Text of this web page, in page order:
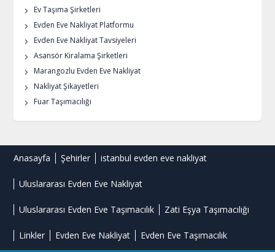
Ev Taşıma Şirketleri
Evden Eve Nakliyat Platformu
Evden Eve Nakliyat Tavsiyeleri
Asansör Kiralama Şirketleri
Marangozlu Evden Eve Nakliyat
Nakliyat Şikayetleri
Fuar Taşımacılığı
Anasayfa Şehirler istanbul evden eve nakliyat
Uluslararası Evden Eve Nakliyat
Uluslararası Evden Eve Taşımacılık Zati Eşya Taşımacılığı
Linkler Evden Eve Nakliyat Evden Eve Taşımacılık